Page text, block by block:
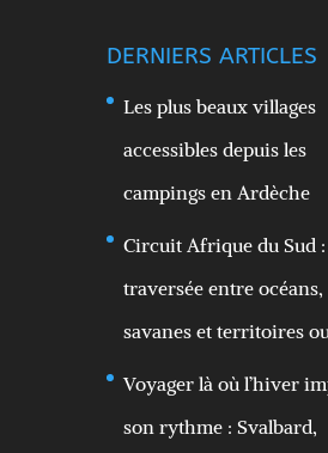
DERNIERS ARTICLES
Les plus beaux villages
accessibles depuis les
campings en Ardèche
Circuit Afrique du Sud
traversée entre océans,
savanes et territoires
Voyager là où l’hiver
son rythme : Svalbard,